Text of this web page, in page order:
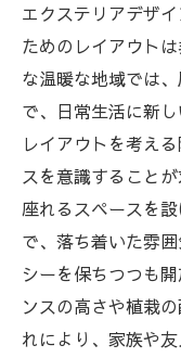
エクステリアデザ
ためのレイアウト
な温暖な地域では
で、日常生活に新
レイアウトを考え
スを意識すること
座れるスペースを
で、落ち着いた雰
シーを保ちつつも
ンスの高さや植栽
れにより、家族や